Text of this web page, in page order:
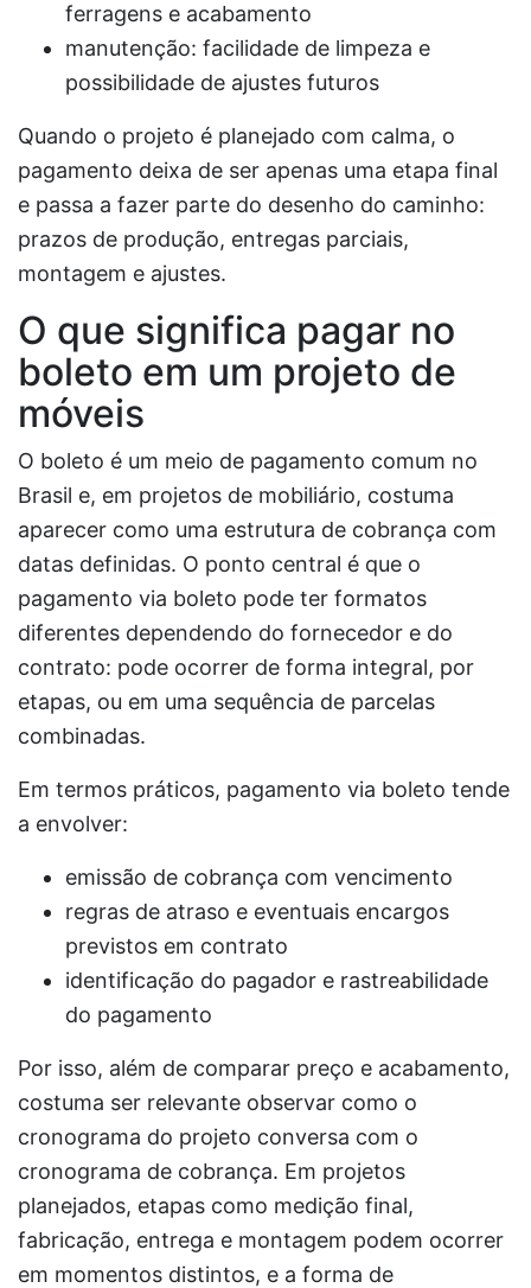
ferragens e acabamento
manutenção: facilidade de limpeza e
possibilidade de ajustes futuros
Quando o projeto é planejado com calma, o
pagamento deixa de ser apenas uma etapa final
e passa a fazer parte do desenho do caminho:
prazos de produção, entregas parciais,
montagem e ajustes.
O que significa pagar no
boleto em um projeto de
móveis
O boleto é um meio de pagamento comum no
Brasil e, em projetos de mobiliário, costuma
aparecer como uma estrutura de cobrança com
datas definidas. O ponto central é que o
pagamento via boleto pode ter formatos
diferentes dependendo do fornecedor e do
contrato: pode ocorrer de forma integral, por
etapas, ou em uma sequência de parcelas
combinadas.
Em termos práticos, pagamento via boleto tende
a envolver:
emissão de cobrança com vencimento
regras de atraso e eventuais encargos
previstos em contrato
identificação do pagador e rastreabilidade
do pagamento
Por isso, além de comparar preço e acabamento,
costuma ser relevante observar como o
cronograma do projeto conversa com o
cronograma de cobrança. Em projetos
planejados, etapas como medição final,
fabricação, entrega e montagem podem ocorrer
em momentos distintos, e a forma de